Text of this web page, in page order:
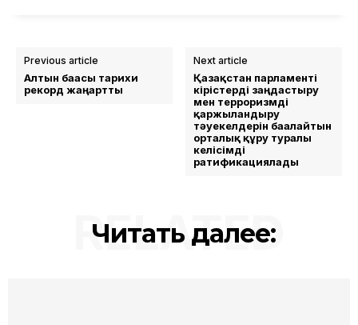
Previous article
Алтын бағасы тарихи
рекорд жаңартты
Next article
Қазақстан парламенті
кірістерді заңдастыру
мен терроризмді
қаржыландыру
тәуекелдерін бағалайтын
орталық құру туралы
келісімді
ратификациялады
Читать далее:
RELATED